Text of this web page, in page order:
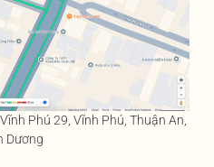
Phú 29, Vĩnh Phú, Thuận An,
Dương